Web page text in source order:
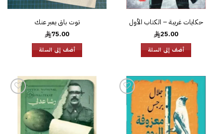
حكايات غريبة – الكتاب الأول
25.00
أضف إلى السلة
توت باق يعبر عنك
75.00
أضف إلى السلة
إضافة
قائمة
الرغبات
الرغبات